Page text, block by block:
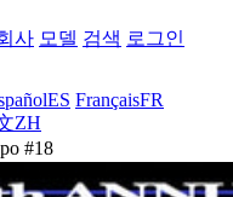
사 모델 검색 로그인
ES FrançaisFR
ZH
#18